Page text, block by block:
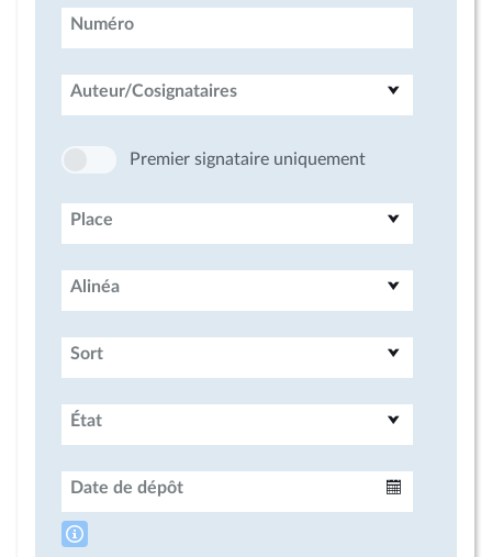
Numéro
Auteur/Cosignataires
Premier signataire uniquement
Place
Alinéa
Sort
État
Date de dépôt